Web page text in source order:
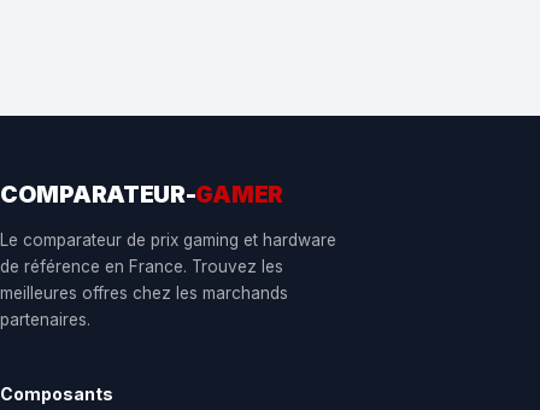
COMPARATEUR-GAMER
Le comparateur de prix gaming et hardware
de référence en France. Trouvez les
meilleures offres chez les marchands
partenaires.
Composants